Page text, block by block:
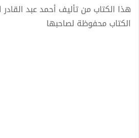
هذا الكتاب من تأليف أحمد عبد
الكتاب محفوظة لصاحبها